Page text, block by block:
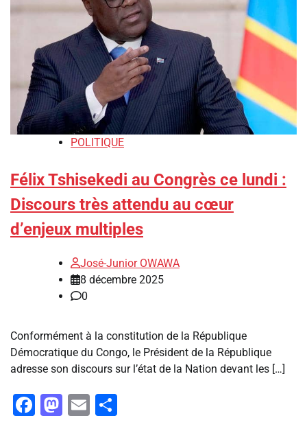
POLITIQUE
Félix Tshisekedi au Congrès ce lundi :
Discours très attendu au cœur
d’enjeux multiples
José-Junior OWAWA
8 décembre 2025
0
Conformément à la constitution de la République
Démocratique du Congo, le Président de la République
adresse son discours sur l’état de la Nation devant les […]
Facebook
Mastodon
Email